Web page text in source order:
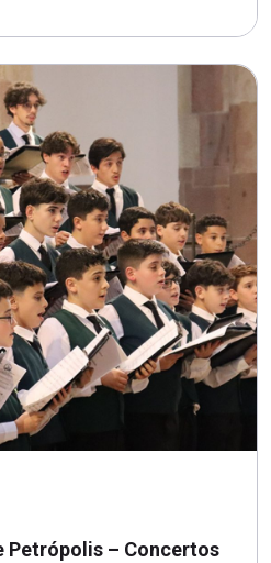
Petrópolis – Concertos